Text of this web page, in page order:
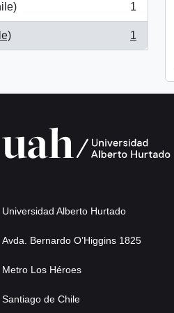
1
1
Universidad Alberto Hurtado
Avda. Bernardo O’Higgins 1825
Metro Los Héroes
Santiago de Chile